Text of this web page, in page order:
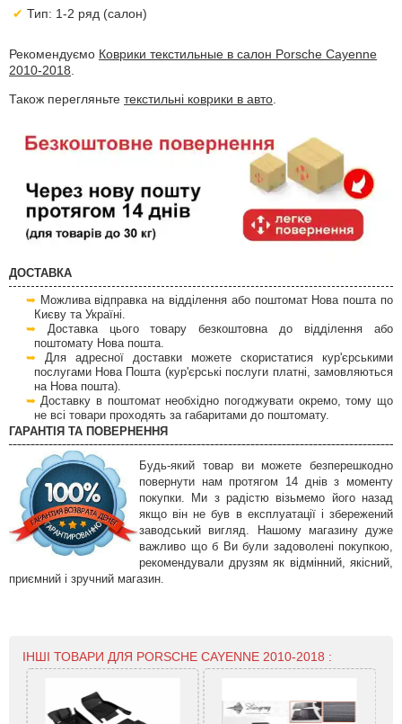
Тип: 1-2 ряд (салон)
Рекомендуємо Коврики текстильные в салон Porsche Cayenne
2010-2018
Також перегляньте текстильні коврики в авто
ДОСТАВКА
Можлива відправка на відділення або поштомат Нова пошта по
Києву та Україні.
Доставка цього товару безкоштовна до відділення або
поштомату Нова пошта.
Для адресної доставки можете скористатися кур'єрськими
послугами Нова Пошта (кур'єрські послуги платні, замовляються
на Нова пошта).
Доставку в поштомат необхідно погоджувати окремо, тому що
не всі товари проходять за габаритами до поштомату.
ГАРАНТІЯ ТА ПОВЕРНЕННЯ
Будь-який товар ви можете безперешкодно
повернути нам протягом 14 днів з моменту
покупки. Ми з радістю візьмемо його назад
якщо він не був в експлуатації і збережений
заводський вигляд. Нашому магазину дуже
важливо що б Ви були задоволені покупкою,
рекомендували друзям як відмінний, якісний,
приємний і зручний магазин.
ІНШІ ТОВАРИ ДЛЯ PORSCHE CAYENNE 2010-2018 :